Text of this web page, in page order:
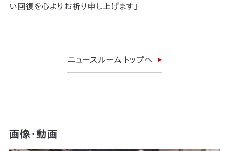
い回復を心よりお祈り申し上げます」
ニュースルーム トップへ
画像・動画